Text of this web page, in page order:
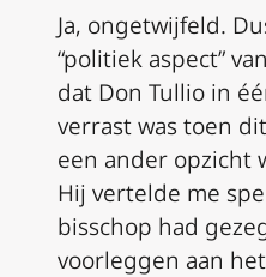
Ja, ongetwijfeld.
“politiek aspect”
dat Don Tullio in
verrast was toen
een ander opzicht
Hij vertelde me
bisschop had
voorleggen aan